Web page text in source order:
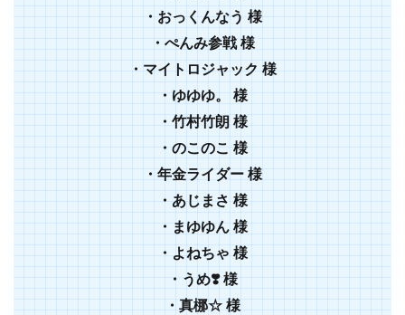
・おっくんなう 様
・ぺんみ参戦 様
・マイトロジャック 様
・ゆゆゆ。 様
・竹村竹朗 様
・のこのこ 様
・年金ライダー 様
・あじまさ 様
・まゆゆん 様
・よねちゃ 様
・うめ❣️ 様
・真梛☆ 様